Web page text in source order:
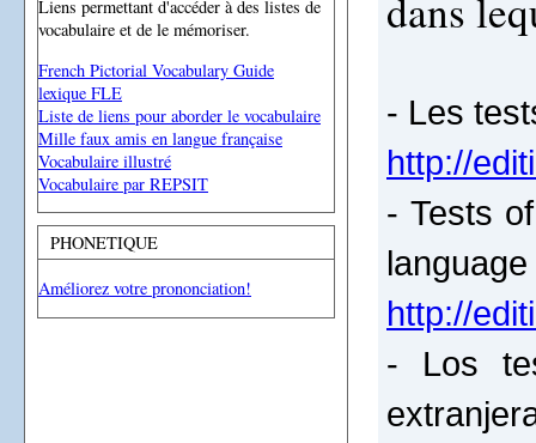
Liens permettant d'accéder à des listes de
vocabulaire et de le mémoriser.
French Pictorial Vocabulary Guide
lexique FLE
Liste de liens pour aborder le vocabulaire
Mille faux amis en langue française
Vocabulaire illustré
Vocabulaire par REPSIT
PHONETIQUE
Améliorez votre prononciation!
dans
- Les
http://
- Tests
language
http://
- Los